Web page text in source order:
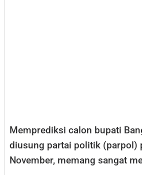
Memprediksi calon bupati
diusung partai politik (parpol)
November, memang sangat